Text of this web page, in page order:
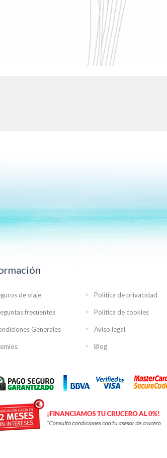
de viaje Política de privacidad
frecuentes Política de cookies
Generales Aviso legal
Blog